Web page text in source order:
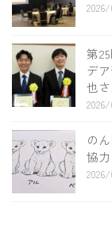
第
デ
也
の
協